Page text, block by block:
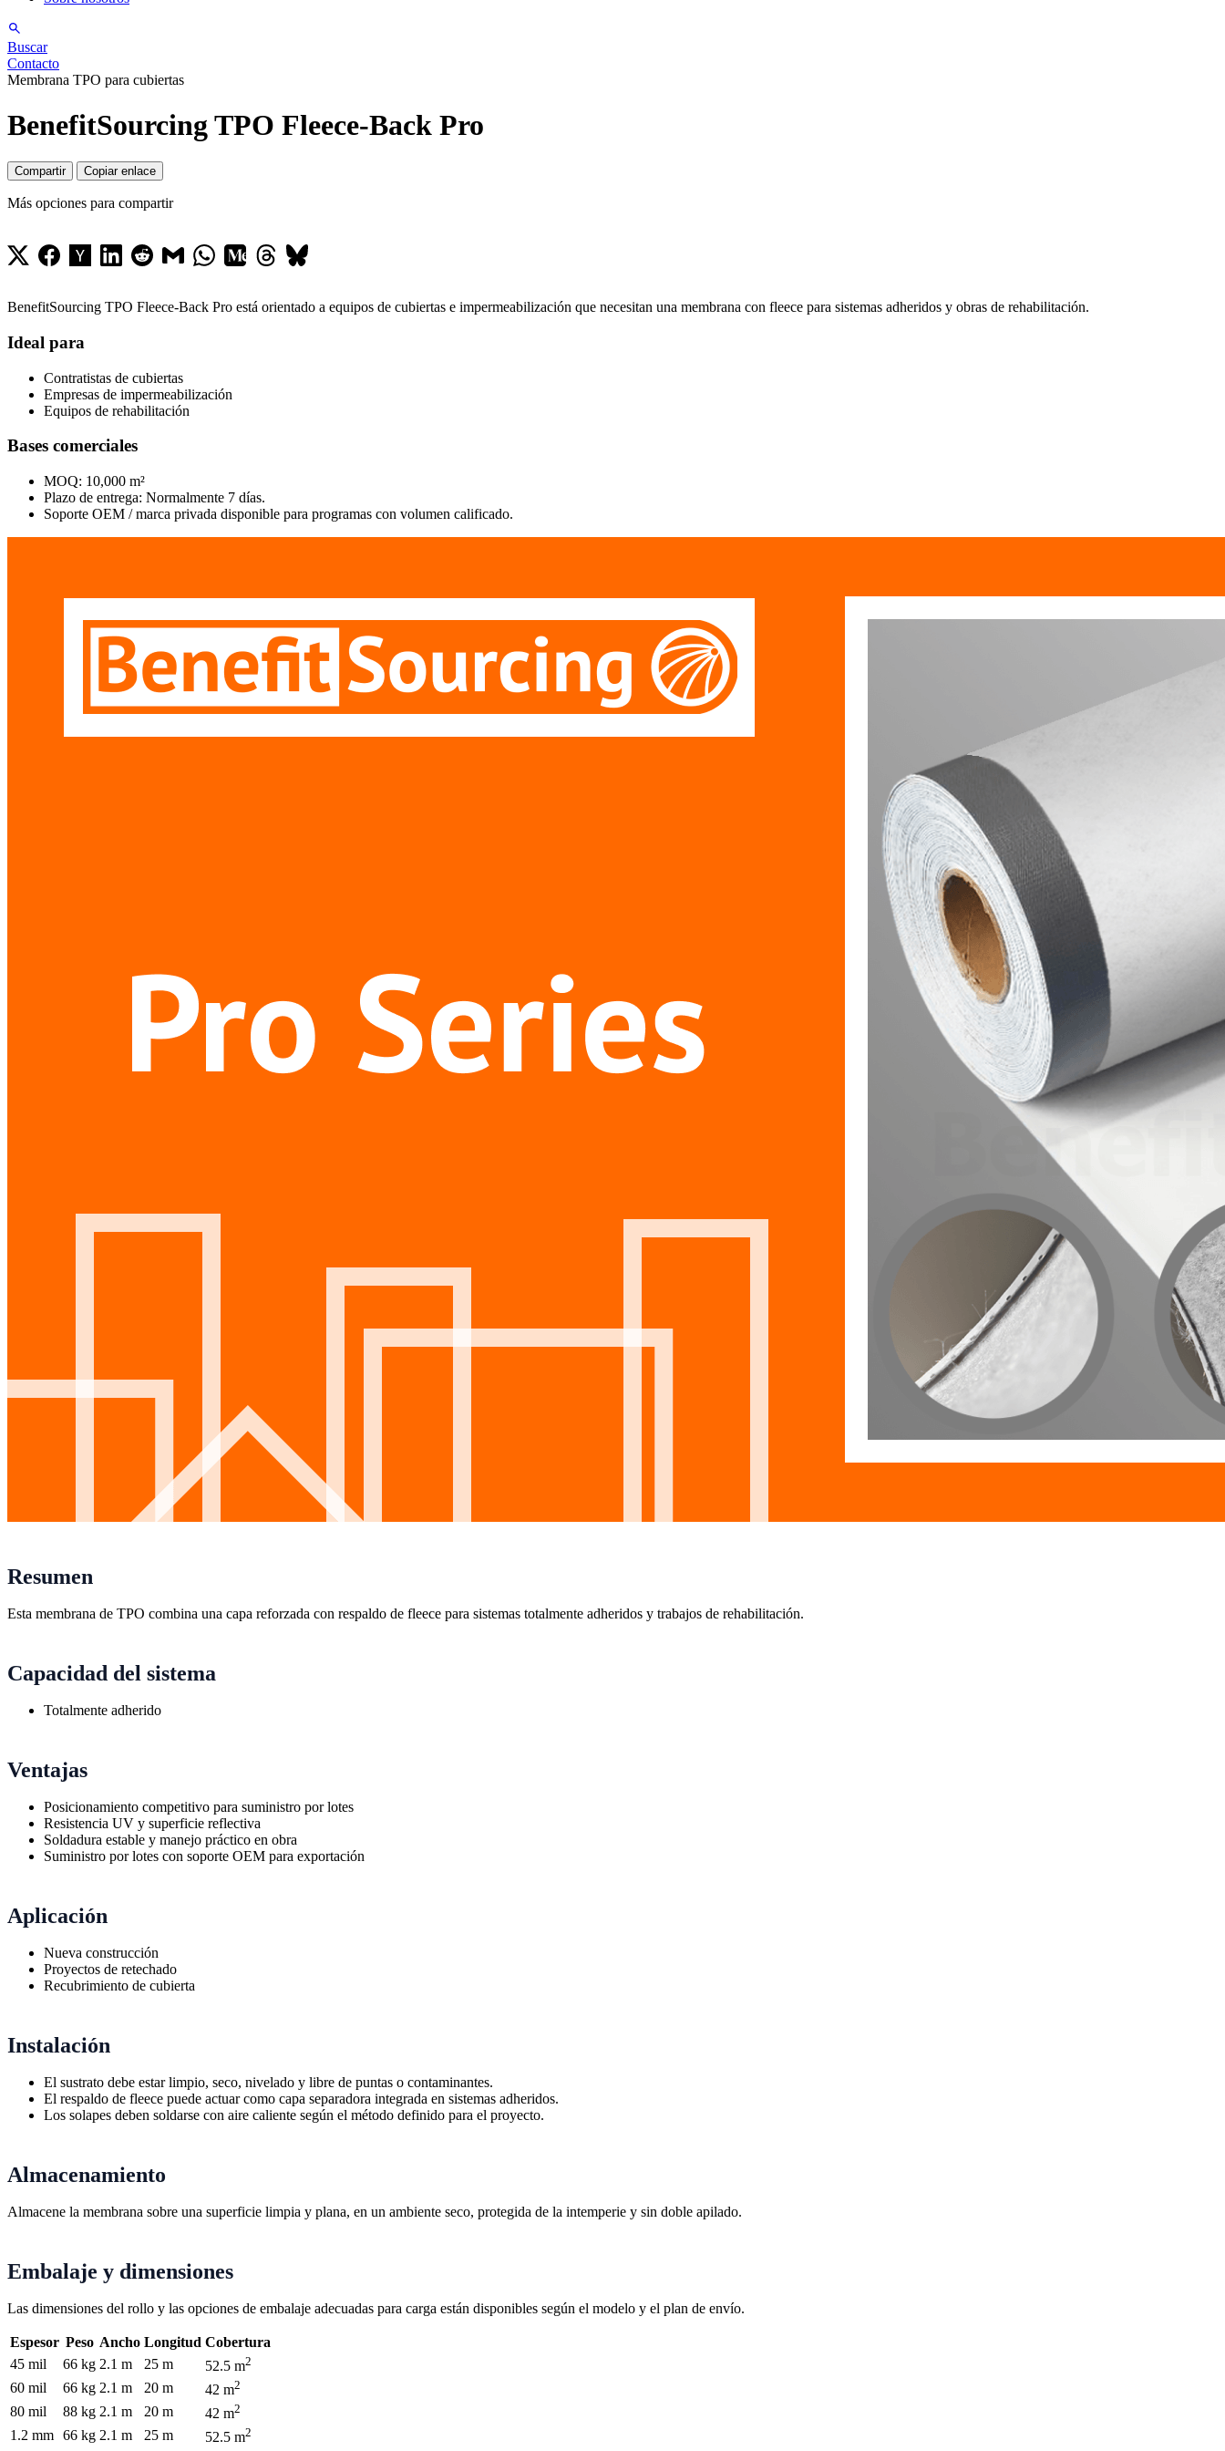
Buscar
Contacto
Membrana TPO para cubiertas
BenefitSourcing TPO Fleece-Back Pro
Compartir Copiar enlace
Más opciones para compartir
BenefitSourcing TPO Fleece-Back Pro está orientado a equipos de cubiertas e impermeabilización que necesitan una membrana con fleece para sistemas adheridos y obras de rehabilitación.
Ideal para
Contratistas de cubiertas
Empresas de impermeabilización
Equipos de rehabilitación
Bases comerciales
MOQ: 10,000 m²
Plazo de entrega: Normalmente 7 días.
Soporte OEM / marca privada disponible para programas con volumen calificado.
Resumen
Esta membrana de TPO combina una capa reforzada con respaldo de fleece para sistemas totalmente adheridos y trabajos de rehabilitación.
Capacidad del sistema
Totalmente adherido
Ventajas
Posicionamiento competitivo para suministro por lotes
Resistencia UV y superficie reflectiva
Soldadura estable y manejo práctico en obra
Suministro por lotes con soporte OEM para exportación
Aplicación
Nueva construcción
Proyectos de retechado
Recubrimiento de cubierta
Instalación
El sustrato debe estar limpio, seco, nivelado y libre de puntas o contaminantes.
El respaldo de fleece puede actuar como capa separadora integrada en sistemas adheridos.
Los solapes deben soldarse con aire caliente según el método definido para el proyecto.
Almacenamiento
Almacene la membrana sobre una superficie limpia y plana, en un ambiente seco, protegida de la intemperie y sin doble apilado.
Embalaje y dimensiones
Las dimensiones del rollo y las opciones de embalaje adecuadas para carga están disponibles según el modelo y el plan de envío.
Espesor Peso Ancho Longitud Cobertura
45 mil
66 kg 2.1 m 25 m 52.5 m2
60 mil 66 kg 2.1 m 20 m 42 m2
80 mil 88 kg 2.1 m 20 m 42 m2
1.2 mm 66 kg 2.1 m 25 m 52.5 m2